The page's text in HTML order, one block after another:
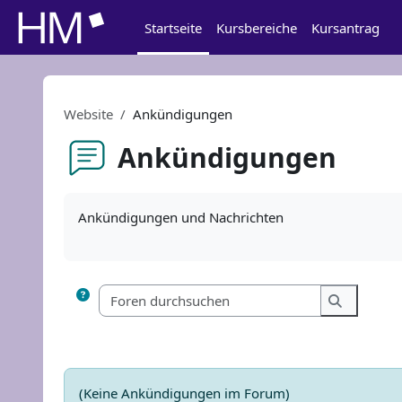
Zum Hauptinhalt
Startseite
Kursbereiche Kursantrag
Website Ankündigungen
Ankündigungen
Ankündigungen und Nachrichten
Foren
Foren
(Keine Ankündigungen im Forum)